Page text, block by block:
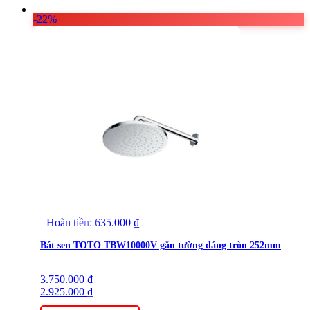
-22%
Hoàn tiền: 635.000 ₫
Bát sen TOTO TBW10000V gắn tường dáng tròn 252mm
3.750.000₫
Giá
gốc
là:
2.925.000 ₫
Giá
hiện
tại